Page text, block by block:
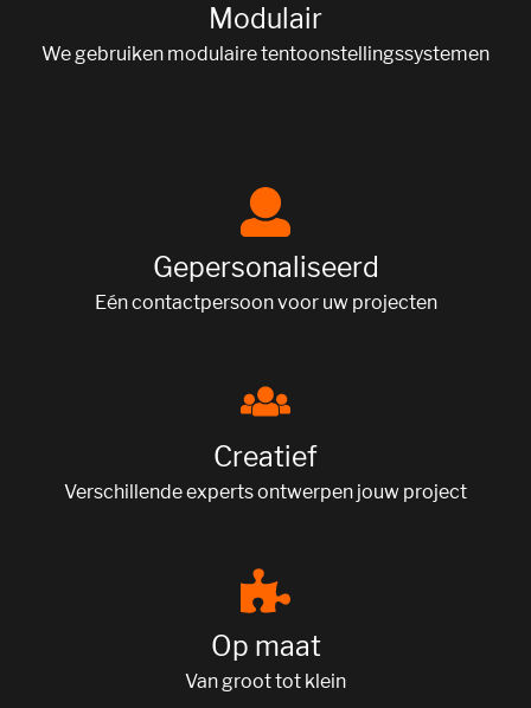
Modulair
We gebruiken modulaire tentoonstellingssystemen
Gepersonaliseerd
Eén contactpersoon voor uw projecten
Creatief
Verschillende experts ontwerpen jouw project
Op maat
Van groot tot klein